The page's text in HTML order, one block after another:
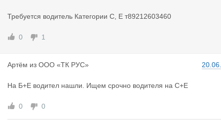
Требуется водитель Категории С, Е т89212603460
0 1
Артём из ООО «ТК РУС»
На Б+Е водител нашли. Ищем срочно водителя на С+Е
0 0